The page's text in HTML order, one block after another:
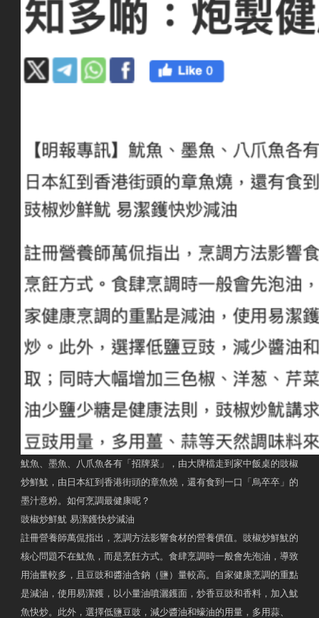
魷魚、墨魚、八爪魚各有「招牌菜」，由大牌檔走到家中飯桌的豉椒
炒鮮魷，由日本紅到香港街頭的章魚燒，還有食到一口「烏卒卒」的
墨汁意粉。如何烹調最健康呢？
豉椒炒鮮魷 易潔鑊快炒減油
註冊營養師萬侃指出，烹調方法影響食材的營養價值。豉椒炒鮮魷的
核心問題不在魷魚，而是烹飪方式。食肆烹調時一般會先泡油，導致
用油量較多，且豆豉和醬油含鈉（鹽）量較高。自家健康烹調的重點
是減油，使用易潔鑊，以小量油噴灑鑊面，炒香豆豉和香料，加入魷
魚快炒。此外，選擇低鹽豆豉，減少醬油和蠔油的用量，多用蒜、